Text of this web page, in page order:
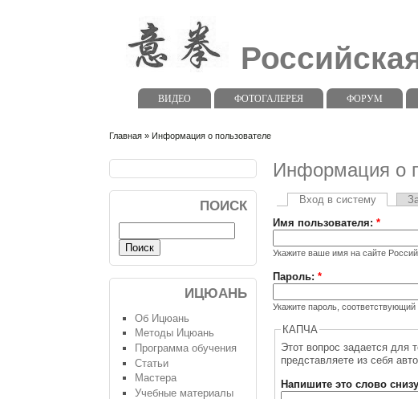
ВИДЕО ФОТОГАЛЕРЕЯ ФОРУМ
Главная » Информация о пользователе
Информация о
Вход в систему
Имя пользователя:*
Укажите ваше имя на сайте
Пароль:*
Укажите пароль,
КАПЧА
Этот вопрос задается для того,
представляете из себя
Напишите это слово
ПОИСК
ИЦЮАНЬ
Об Ицюань
Методы Ицюань
Программа обучения
Статьи
Мастера
Учебные материалы